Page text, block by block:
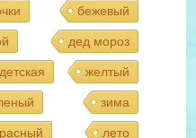
бежевый
дед мороз
детская желтый
зима
лето